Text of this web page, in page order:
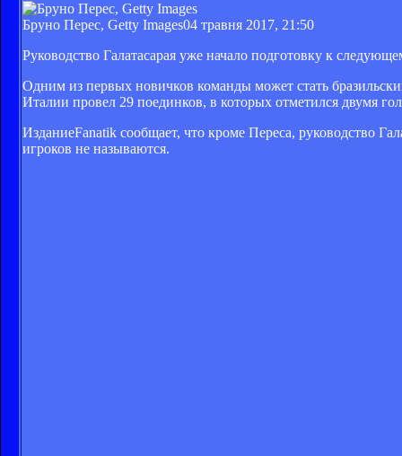
Бруно Перес, Getty Images04 травня 2017, 21:50
Руководство Галатасарая уже начало подготовку к
Одним из первых новичков команды может стать
Италии провел 29 поединков, в которых отметился двумя
ИзданиеFanatik сообщает, что кроме Переса, руководство
игроков не называются.